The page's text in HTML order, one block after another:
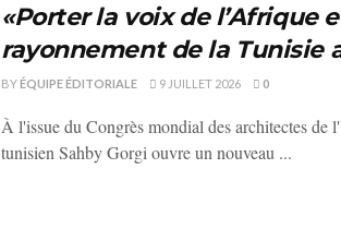
«Porter la voix de l’Afrique
rayonnement de la Tunisie
BYÉQUIPE ÉDITORIALE 9 JUILLET 2026 0
À l'issue du Congrès mondial des architectes
tunisien Sahby Gorgi ouvre un nouveau ...